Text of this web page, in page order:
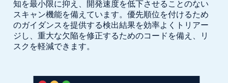
知を最小限に抑え、開発速度を低下させることのない
スキャン機能を備えています。優先順位を付けるため
のガイダンスを提供する検出結果を効率よくトリアー
ジし、重大な欠陥を修正するためのコードを備え、
リ
スクを軽減できます。